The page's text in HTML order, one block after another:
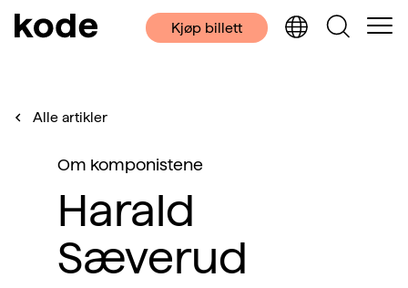
Kjøp billett
Alle artikler
Om komponistene
Harald
Sæverud